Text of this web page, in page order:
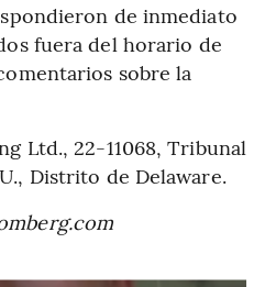
de inmediato
fuera del horario de
sobre la
Ltd., 22-11068, Tribunal
Distrito de Delaware.